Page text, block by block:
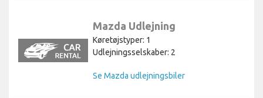
Mazda Udlejning
Køretøjstyper: 1
Udlejningsselskaber: 2
Se Mazda udlejningsbiler